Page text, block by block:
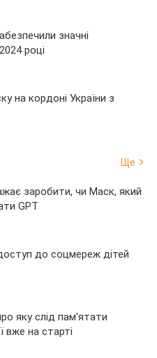
значні
році
на кордоні України з
Ще
заробити, чи Маск, який
GPT
до соцмереж дітей
яку слід пам'ятати
вже на старті